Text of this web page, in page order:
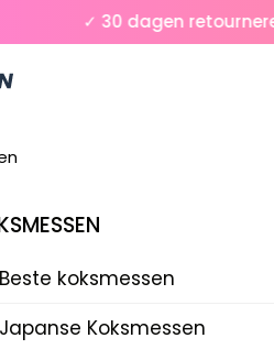
✓ 30 dagen retourneren
Beste koksmessen
Japanse Koksmessen